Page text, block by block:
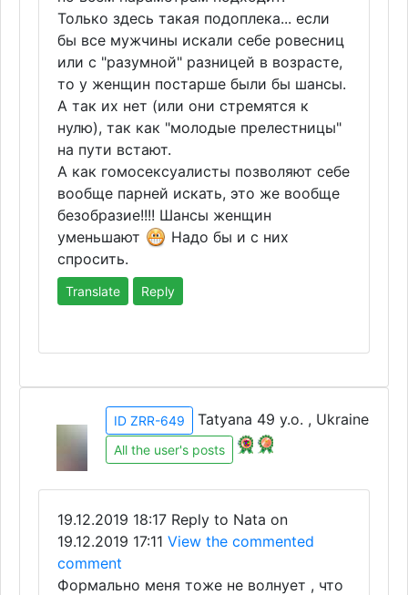
Только здесь такая подоплека... если
бы все мужчины искали себе ровесниц
или с "разумной" разницей в возрасте,
то у женщин постарше были бы шансы.
А так их нет (или они стремятся к
нулю), так как "молодые прелестницы"
на пути встают.
А как гомосексуалисты позволяют себе
вообще парней искать, это же вообще
безобразие!!!! Шансы женщин
уменьшают
Надо бы и с них
спросить.
Translate Reply
ID ZRR-649 Tatyana 49 y.o. , Ukraine
All the user's posts
19.12.2019 18:17 Reply to Nata on
19.12.2019 17:11 View the commented
comment
Формально меня тоже не волнует , что